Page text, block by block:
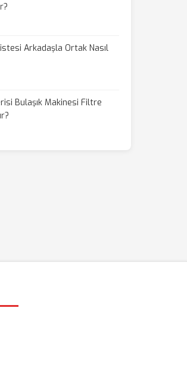
Arkadaşla Ortak Nasıl
Bulaşık Makinesi Filtre